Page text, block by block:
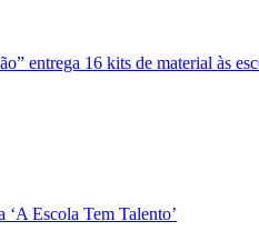
entrega 16 kits de material às
Escola Tem Talento’